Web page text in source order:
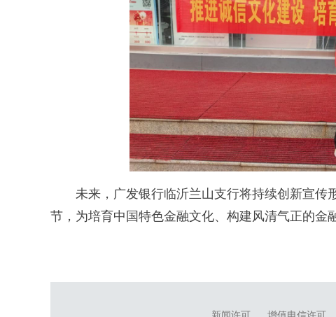
未来，广发银行临沂兰山支行将持续创新宣传
节，为培育中国特色金融文化、构建风清气正的金